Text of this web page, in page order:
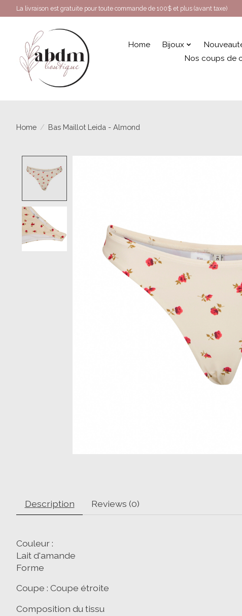
La livraison est gratuite pour toute commande de 100$ et plus (avant taxe)
Home Bijoux
Nos coups de
Home / Bas Maillot Leida - Almond
Description Reviews (0)
Couleur :
Lait d'amande
Forme
Coupe : Coupe étroite
Composition du tissu